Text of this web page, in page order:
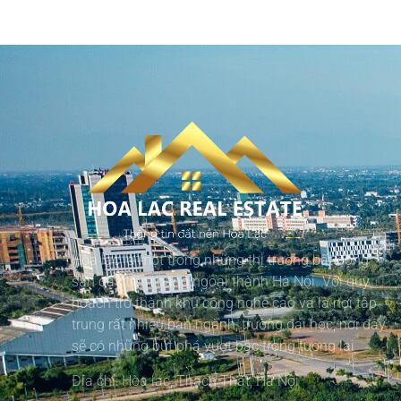
Hòa lạc là một trong những thị trường bất động
sản đầy tiềm năng ngoại thành Hà Nội. Với quy
hoạch trở thành khu công nghệ cao và là nơi tập
trung rất nhiều ban ngành, trường đại học, nơi đây
sẽ có những bứt phá vượt bậc trong tương lai
Địa chỉ: Hòa lạc, Thạch Thất, Hà Nội